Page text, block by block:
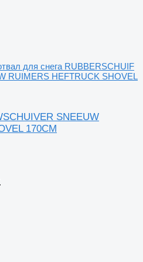
для снега RUBBERSCHUIF
RUIMERS HEFTRUCK SHOVEL
SNEEUW
170CM